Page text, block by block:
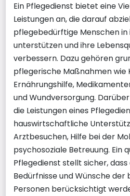
Ein Pflegedienst bietet eine
Leistungen an, die darauf
pflegebedürftige Menschen in
unterstützen und ihre
verbessern. Dazu gehören
pflegerische Maßnahmen wie
Ernährungshilfe,
und Wundversorgung.
die Leistungen eines
hauswirtschaftliche
Arztbesuchen, Hilfe bei der
psychosoziale Betreuung. Ein
Pflegedienst stellt sicher, dass
Bedürfnisse und Wünsche
Personen berücksichtigt